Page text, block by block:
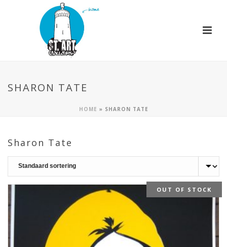
SHARON TATE
HOME » SHARON TATE
Sharon Tate
OUT OF STOCK